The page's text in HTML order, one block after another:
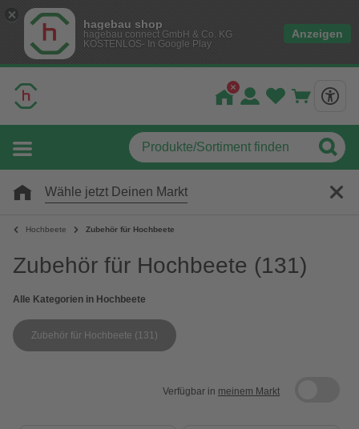
hagebau shop
hagebau connect GmbH & Co. KG
KOSTENLOS- In Google Play
Anzeigen
Wähle jetzt Deinen Markt
Hochbeete Zubehör für Hochbeete
Zubehör für Hochbeete (131)
Alle Kategorien in Hochbeete
Zubehör für Hochbeete (131)
Verfügbar in meinem Markt